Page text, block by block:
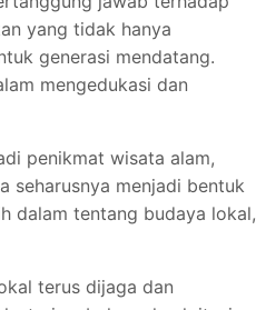
yang tidak hanya
generasi mendatang.
mengedukasi dan
penikmat wisata alam,
seharusnya menjadi bentuk
dalam tentang budaya lokal,
terus dijaga dan